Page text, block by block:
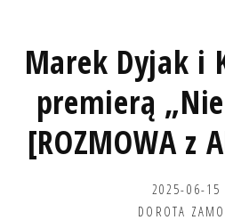
Marek Dyjak i
premierą
[ROZMOWA z
2025-06-15
DOROTA